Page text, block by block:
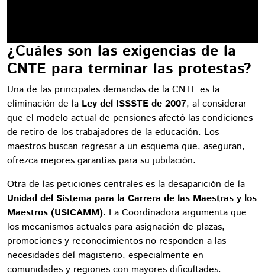
¿Cuáles son las exigencias de la
CNTE para terminar las protestas?
Una de las principales demandas de la CNTE es la
eliminación de la Ley del ISSSTE de 2007, al considerar
que el modelo actual de pensiones afectó las condiciones
de retiro de los trabajadores de la educación. Los
maestros buscan regresar a un esquema que, aseguran,
ofrezca mejores garantías para su jubilación.
Otra de las peticiones centrales es la desaparición de la
Unidad del Sistema para la Carrera de las Maestras y los
Maestros (USICAMM). La Coordinadora argumenta que
los mecanismos actuales para asignación de plazas,
promociones y reconocimientos no responden a las
necesidades del magisterio, especialmente en
comunidades y regiones con mayores dificultades.